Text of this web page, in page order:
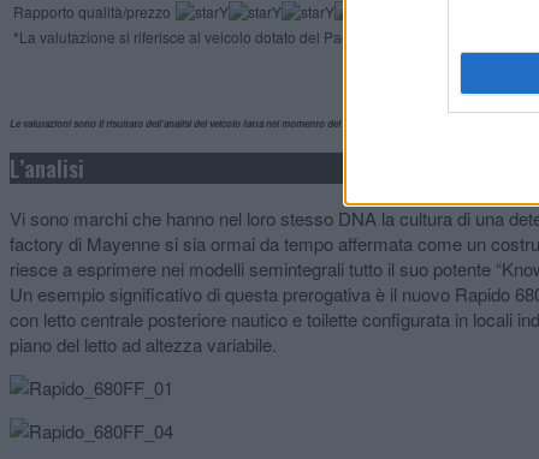
Rapporto qualità/prezzo
*La valutazione si riferisce al veicolo dotato del Pacchetto Rapido
Le valutazioni sono il risultato dell’analisi del veicolo fatta nel momento del test, alla luce delle informazioni disponibili
L’analisi
Vi sono marchi che hanno nel loro stesso DNA la cultura di una
factory di Mayenne si sia ormai da tempo affermata come un
riesce a esprimere nei modelli semintegrali tutto il suo potente
Un esempio significativo di questa prerogativa è il nuovo Rapido
con letto centrale posteriore nautico e toilette configurata in locali
piano del letto ad altezza variabile.